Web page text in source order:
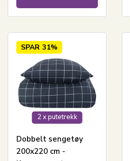
2 x putetrekk
SPAR 31%
Dobbelt sengetøy
200x220 cm -